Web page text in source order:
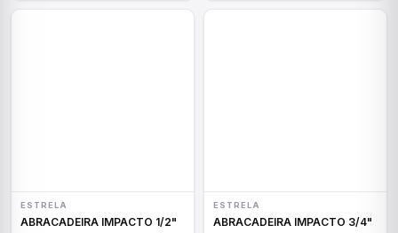
ESTRELA
ABRACADEIRA IMPACTO 1/2"
ESTRELA
ABRACADEIRA IMPACTO 3/4"